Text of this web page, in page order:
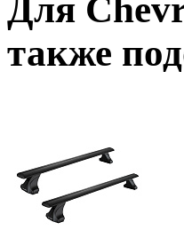
Для
также